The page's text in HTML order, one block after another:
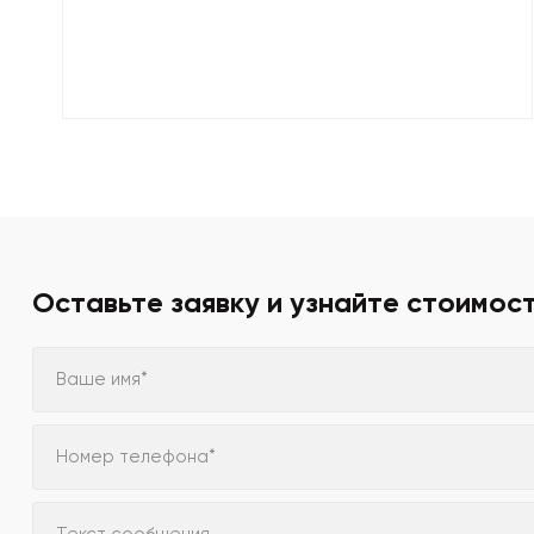
Оставьте заявку и узнайте
Ваше имя*
Номер телефона*